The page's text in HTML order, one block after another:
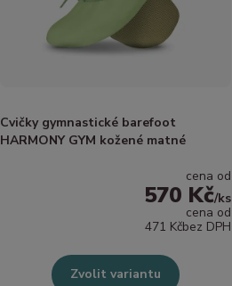
Cvičky gymnastické barefoot
HARMONY GYM kožené matné
cena od
570 Kč/ks
cena od
471 Kčbez DPH
Zvolit variantu